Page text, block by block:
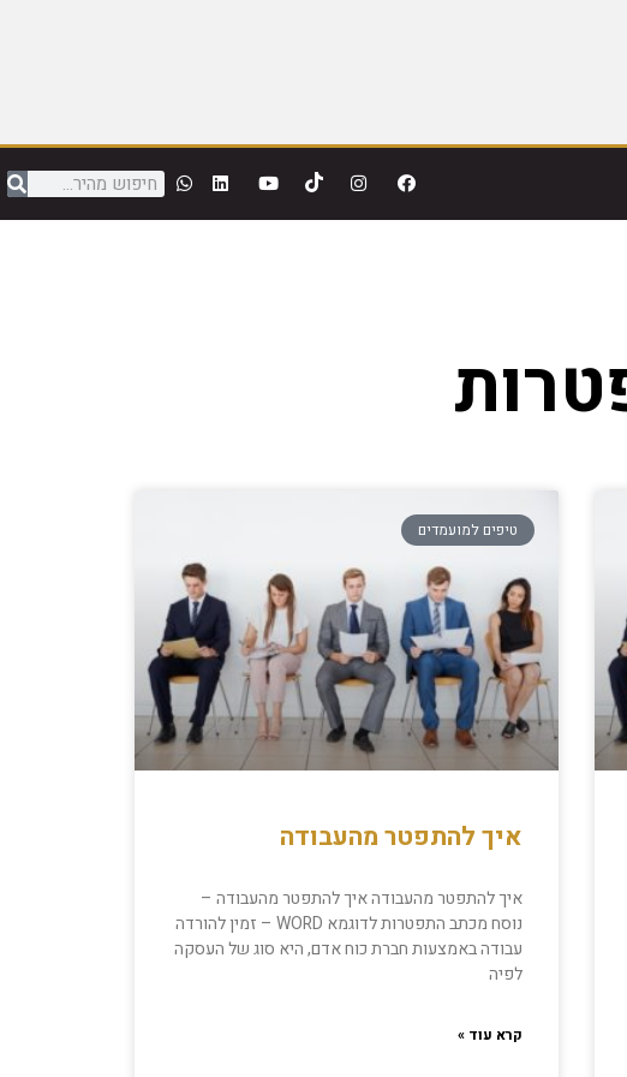
טיפים למועמדים
איך להתפטר מהעבודה
איך להתפטר מהעבודה איך להתפטר מהעבודה –
נוסח מכתב התפטרות לדוגמא WORD – זמין להורדה
עבודה באמצעות חברת כוח אדם, היא סוג של העסקה
לפיה
קרא עוד »